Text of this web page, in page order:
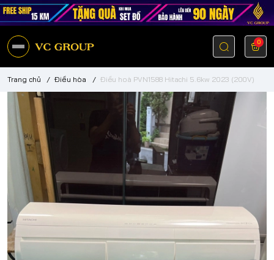
0
Trang chủ / Điều hòa / Điều hoà PVN1588 Hitachi 5.6kw 2023 (200V)